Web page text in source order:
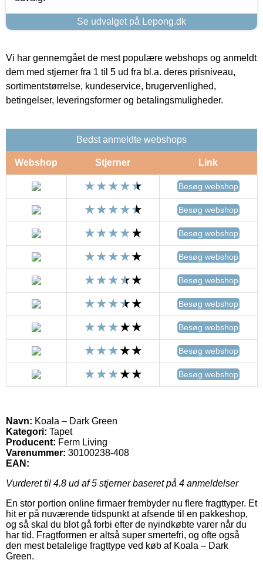
Se udvalget på Lepong.dk
Vi har gennemgået de mest populære webshops og anmeldt
dem med stjerner fra 1 til 5 ud fra bl.a. deres prisniveau,
sortimentstørrelse, kundeservice, brugervenlighed,
betingelser, leveringsformer og betalingsmuligheder.
Bedst anmeldte webshops
Webshop Stjerner Link
Besøg webshop
Besøg webshop
Besøg webshop
Besøg webshop
Besøg webshop
Besøg webshop
Besøg webshop
Besøg webshop
Besøg webshop
Navn: Koala – Dark Green
Kategori: Tapet
Producent: Ferm Living
Varenummer: 30100238-408
EAN:
Vurderet til 4.8 ud af 5 stjerner baseret på 4 anmeldelser
En stor portion online firmaer frembyder nu flere fragttyper. Et
hit er på nuværende tidspunkt at afsende til en pakkeshop,
og så skal du blot gå forbi efter de nyindkøbte varer når du
har tid. Fragtformen er altså super smertefri, og ofte også
den mest betalelige fragttype ved køb af Koala – Dark
Green.